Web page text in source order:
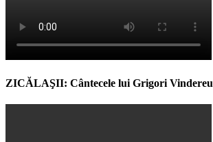
ZICĂLAŞII: Cântecele lui Grigori Vindereu